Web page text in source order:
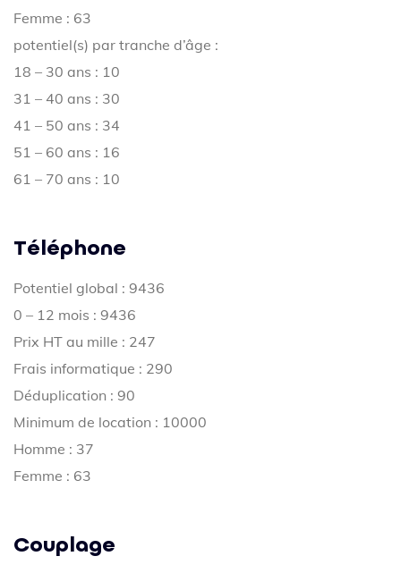
Femme : 63
potentiel(s) par tranche d’âge :
18 – 30 ans : 10
31 – 40 ans : 30
41 – 50 ans : 34
51 – 60 ans : 16
61 – 70 ans : 10
Téléphone
Potentiel global : 9436
0 – 12 mois : 9436
Prix HT au mille : 247
Frais informatique : 290
Déduplication : 90
Minimum de location : 10000
Homme : 37
Femme : 63
Couplage